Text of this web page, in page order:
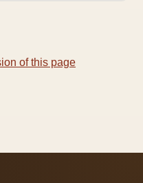
of this page